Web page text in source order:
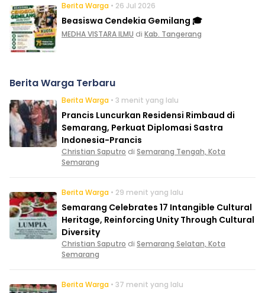
Berita Warga • 26 Jul 2026
Beasiswa Cendekia Gemilang 🎓
MEDHA VISTARA ILMU di Kab. Tangerang
Berita Warga Terbaru
Berita Warga • 3 menit yang lalu
Prancis Luncurkan Residensi Rimbaud di
Semarang, Perkuat Diplomasi Sastra
Indonesia-Prancis
Christian Saputro di Semarang Tengah, Kota
Semarang
Berita Warga • 29 menit yang lalu
Semarang Celebrates 17 Intangible Cultural
Heritage, Reinforcing Unity Through Cultural
Diversity
Christian Saputro di Semarang Selatan, Kota
Semarang
Berita Warga • 37 menit yang lalu